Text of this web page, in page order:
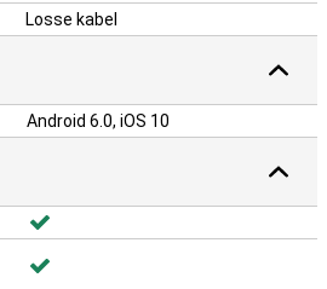
Losse kabel
Android 6.0, iOS 10